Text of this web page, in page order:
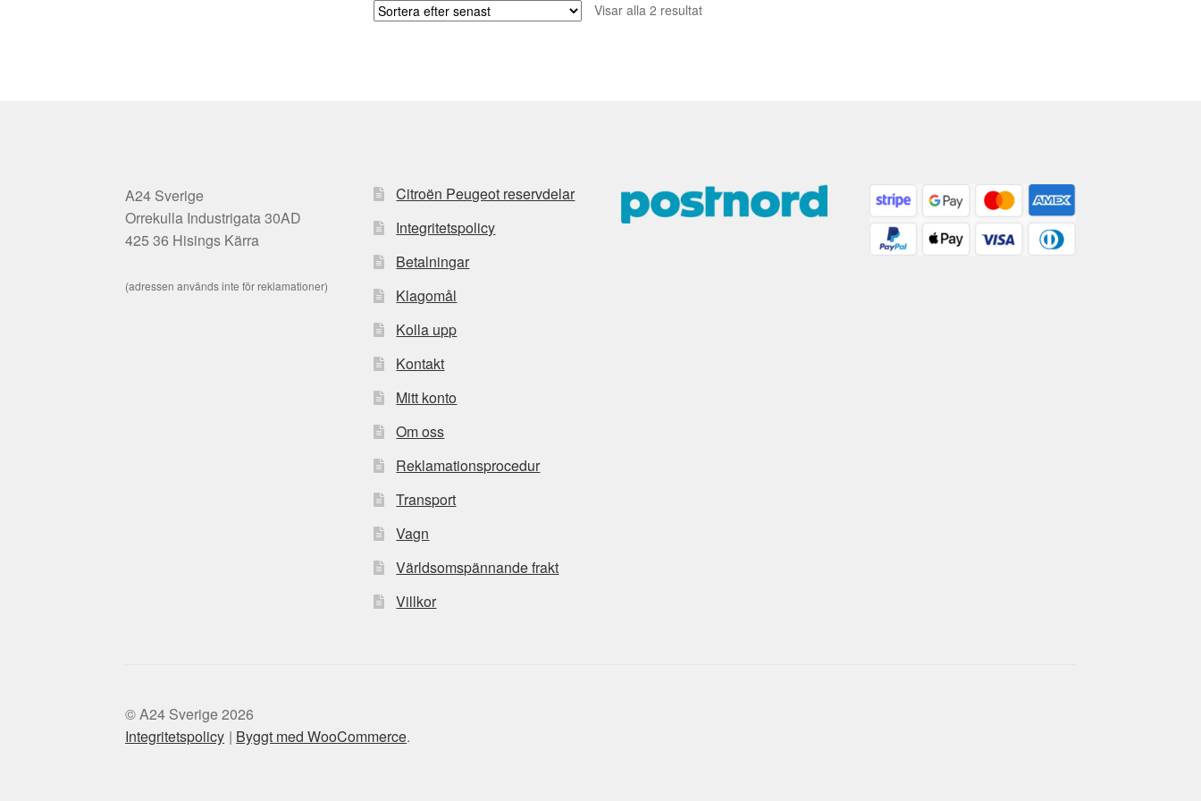
Visar alla 2 resultatSortera
A24 Sverige
Orrekulla Industrigata 30AD
425 36 Hisings Kärra
(adressen används inte för reklamationer)
Citroën Peugeot reservdelar
Integritetspolicy
Betalningar
Klagomål
Kolla upp
Kontakt
Mitt konto
Om oss
Reklamationsprocedur
Transport
Vagn
Världsomspännande frakt
Villkor
© A24 Sverige 2026
Integritetspolicy
Byggt med WooCommerce.